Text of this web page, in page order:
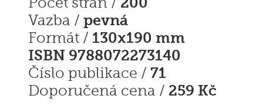
Vazba / pevná
Formát / 130x190 mm
ISBN 9788072273140
Číslo publikace / 71
Doporučená cena / 259 Kč